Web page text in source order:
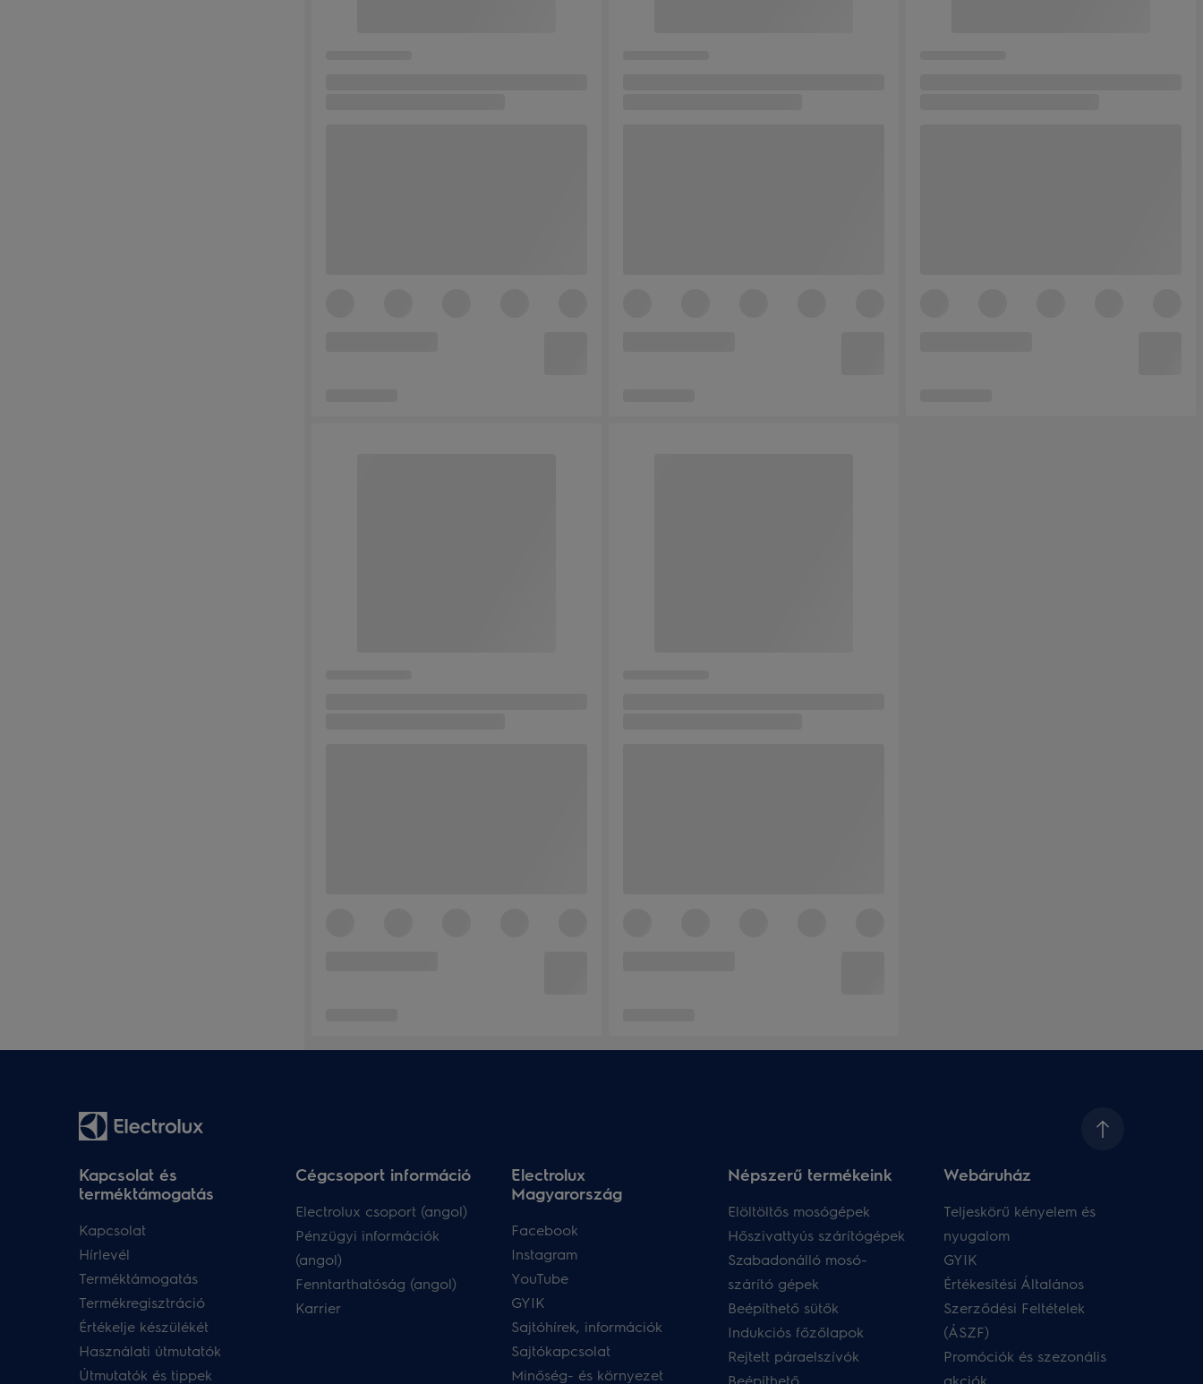
Kapcsolat és
terméktámogatás
Kapcsolat
Hírlevél
Terméktámogatás
Termékregisztráció
Értékelje készülékét
Használati útmutatók
Útmutatók és tippek
Cégcsoport információ
Electrolux csoport (angol)
Pénzügyi információk
(angol)
Fenntarthatóság (angol)
Karrier
Electrolux
Magyarország
Facebook
Instagram
YouTube
GYIK
Sajtóhírek, információk
Sajtókapcsolat
Minőség- és környezet
Népszerű termékeink
Elöltöltős mosógépek
Hőszivattyús szárítógépek
Szabadonálló mosó-
szárító gépek
Beépíthető sütők
Indukciós főzőlapok
Rejtett páraelszívók
Beépíthető
Webáruház​
Teljeskörű kényelem és
nyugalom
GYIK
Értékesítési Általános
Szerződési Feltételek
(ÁSZF)
Promóciók és szezonális
akciók